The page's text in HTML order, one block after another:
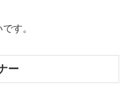
す。
ー